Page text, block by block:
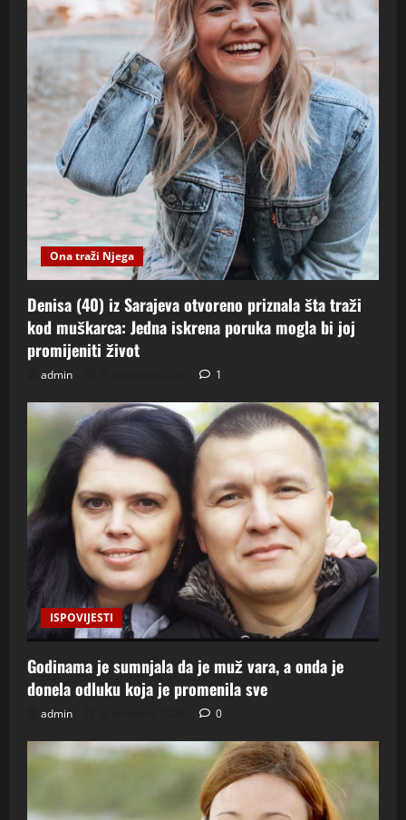
Ona traži Njega
Denisa (40) iz Sarajeva otvoreno priznala šta traži
kod muškarca: Jedna iskrena poruka mogla bi joj
promijeniti život
admin 1
ISPOVIJESTI
Godinama je sumnjala da je muž vara, a onda je
donela odluku koja je promenila sve
admin 0